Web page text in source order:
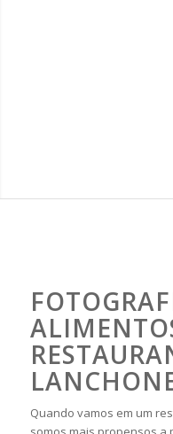
Quando vamos em um